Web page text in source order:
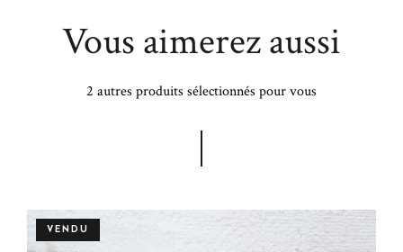
Vous aimerez aussi
2 autres produits sélectionnés pour vous
VENDU